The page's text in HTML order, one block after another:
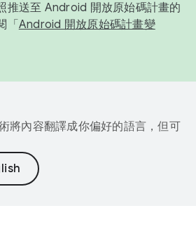
推送至 Android 開放原始碼計畫的
「 Android 開放原始碼計畫變
將內容翻譯成你偏好的語言，但可